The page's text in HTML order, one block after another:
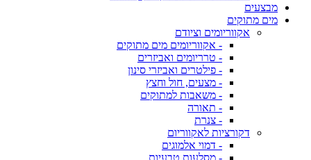
מבצעים
מים מתוקים
אקווריומים וציודם
- אקווריומים מים מתוקים
- טרריומים ואביזרים
- פילטרים ואביזרי סינון
- מצעים, חול וחצץ
- משאבות למתוקים
- תאורה
- צנרת
דקורציות לאקווריום
- דמוי אלמוגים
- מסלעות טבעיות